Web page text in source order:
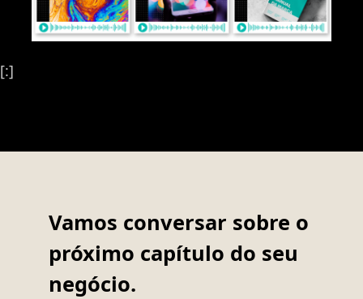
[:]
Vamos conversar sobre o
próximo capítulo do seu
negócio.